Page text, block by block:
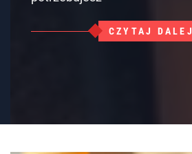
CZYTAJ DALEJ